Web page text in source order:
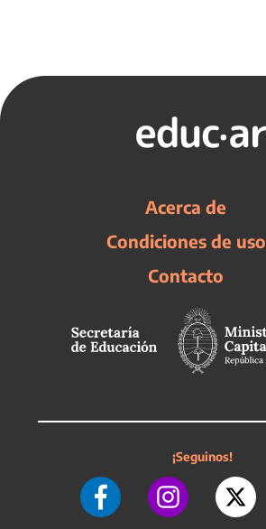
Acerca de
Condiciones de uso
Contacto
¡Seguinos!